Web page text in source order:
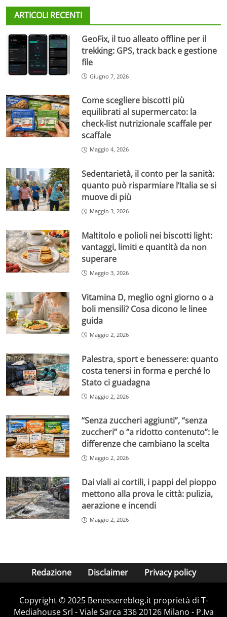
ARTICOLI RECENTI
GeoFix, il tuo alleato offline per il
trekking: GPS, track back e gestione
file
Giugno 7, 2026
Come scegliere biscotti più
equilibrati al supermercato: la
check-list nutrizionale scaffale per
scaffale
Maggio 4, 2026
Sedentarietà, il conto per la sanità:
quanto può risparmiare l’Italia se si
muove di più
Maggio 3, 2026
Maltitolo e polioli nei biscotti light:
vantaggi, limiti e quantità da non
superare
Maggio 3, 2026
Vitamina D, meglio ogni giorno o a
boli mensili? Cosa dicono le linee
guida
Maggio 2, 2026
Palestra, sport e benessere: quanto
costa tenersi in forma e perché lo
Stato ci guadagna
Maggio 2, 2026
“Senza zuccheri aggiunti”, “senza
zuccheri” o “a ridotto contenuto”: le
differenze che cambiano la scelta
Maggio 2, 2026
Dai viali ai cortili, i pappi del pioppo
mettono alla prova le città: pulizia,
aerazione e incendi
Maggio 2, 2026
Redazione Disclaimer Privacy policy
Copyright © 2025 Benessereblog.it proprietà di T-
Mediahouse Srl - Viale Sarca 336 20126 Milano - P.Iva